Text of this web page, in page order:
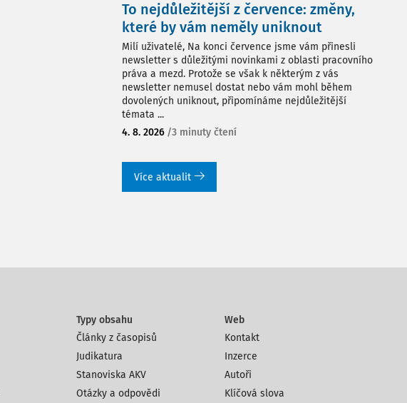
To nejdůležitější z července: změny,
které by vám neměly uniknout
Milí uživatelé, Na konci července jsme vám přinesli
newsletter s důležitými novinkami z oblasti pracovního
práva a mezd. Protože se však k některým z vás
newsletter nemusel dostat nebo vám mohl během
dovolených uniknout, připomínáme nejdůležitější
témata ...
4. 8. 2026 /3 minuty čtení
Více aktualit
Typy obsahu
Články z časopisů
Judikatura
Stanoviska AKV
Otázky a odpovědi
Web
Kontakt
Inzerce
Autoři
Klíčová slova